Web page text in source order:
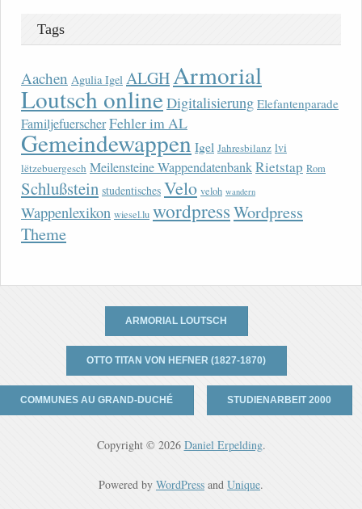
Tags
Aachen Agulia Igel ALGH Armorial
Loutsch onlineDigitalisierung Elefantenparade
FamiljefuerscherFehler im AL
Gemeindewappen Igel Jahresbilanz lvi
lëtzebuergesch Meilensteine WappendatenbankRietstap Rom
Schlußstein studentisches Velo veloh wandern
Wappenlexikon wiesel.lu wordpressWordpress
Theme
ARMORIAL LOUTSCH
OTTO TITAN VON HEFNER (1827-1870)
COMMUNES AU GRAND-DUCHÉ STUDIENARBEIT 2000
Copyright © 2026 Daniel Erpelding.
Powered by WordPress and Unique.